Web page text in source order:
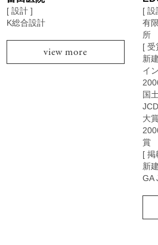
[ 設計 ]
K総合設計
view more
[ 設
有
所
[ 受
新
イ
国
大
賞
[ 掲
新
GA